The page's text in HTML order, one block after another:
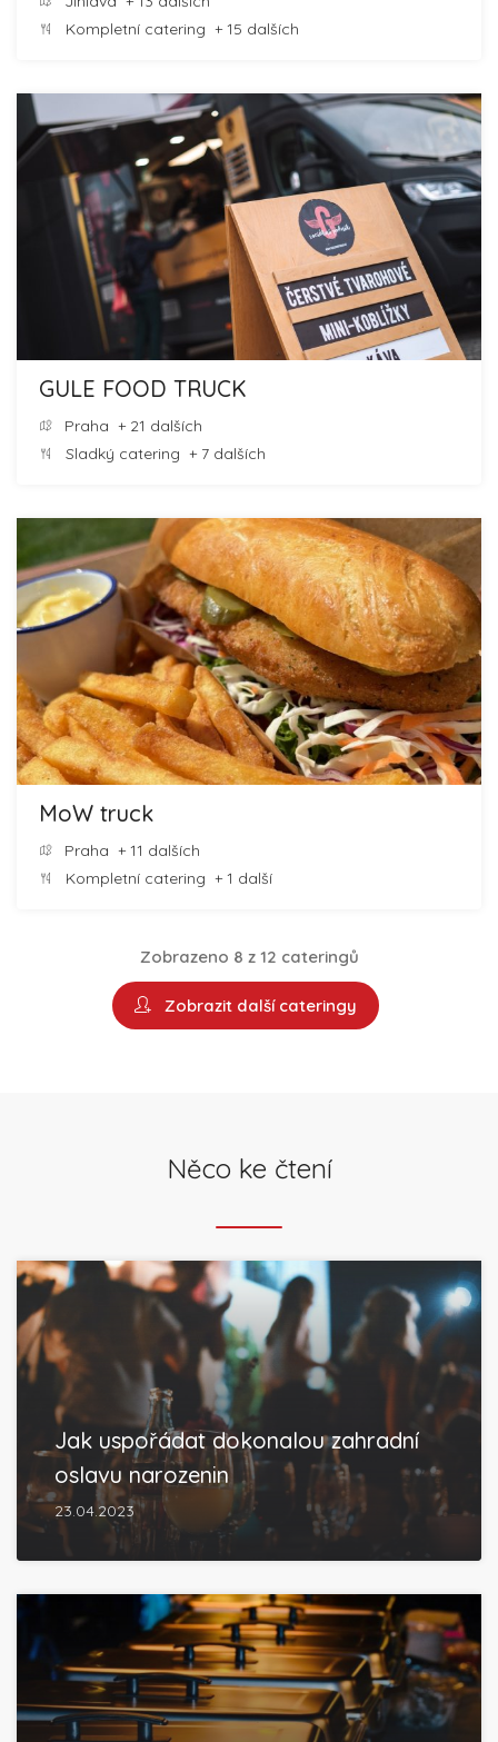
Kompletní catering + 15 dalších
GULE FOOD TRUCK
Praha + 21 dalších
Sladký catering + 7 dalších
MoW truck
Praha + 11 dalších
Kompletní catering + 1 další
Zobrazeno 8 z 12 cateringů
Zobrazit další cateringy
Něco ke čtení
Jak uspořádat dokonalou zahradní
oslavu narozenin
23.04.2023